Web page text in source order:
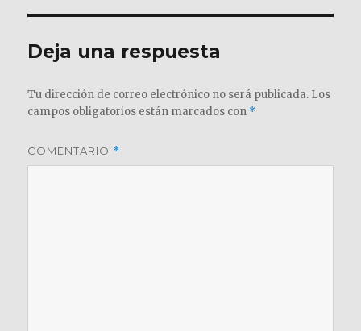
Deja una respuesta
Tu dirección de correo electrónico no será publicada. Los
campos obligatorios están marcados con *
COMENTARIO *